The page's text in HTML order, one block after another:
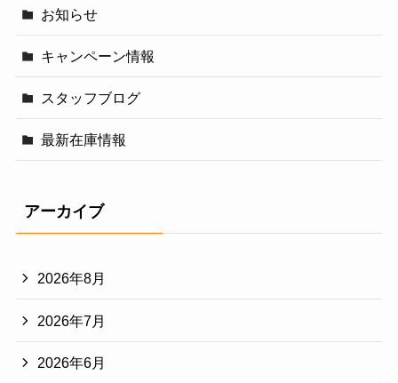
お知らせ
キャンペーン情報
スタッフブログ
最新在庫情報
アーカイブ
2026年8月
2026年7月
2026年6月